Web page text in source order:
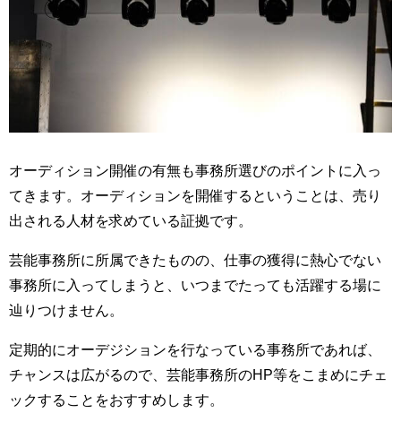
オーディション開催の有無も事務所選びのポイントに入っ
てきます。オーディションを開催するということは、売り
出される人材を求めている証拠です。
芸能事務所に所属できたものの、仕事の獲得に熱心でない
事務所に入ってしまうと、いつまでたっても活躍する場に
辿りつけません。
定期的にオーデジションを行なっている事務所であれば、
チャンスは広がるので、芸能事務所のHP等をこまめにチェ
ックすることをおすすめします。